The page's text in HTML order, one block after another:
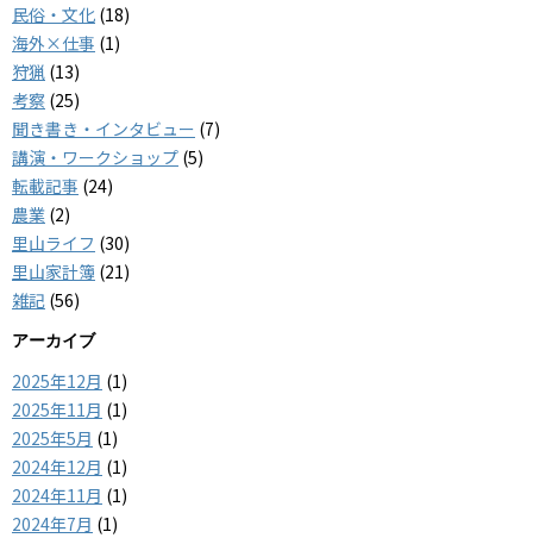
民俗・文化 (18)
海外×仕事 (1)
狩猟 (13)
考察 (25)
聞き書き・インタビュー (7)
講演・ワークショップ (5)
転載記事 (24)
農業 (2)
里山ライフ (30)
里山家計簿 (21)
雑記 (56)
アーカイブ
2025年12月 (1)
2025年11月 (1)
2025年5月 (1)
2024年12月 (1)
2024年11月 (1)
2024年7月 (1)